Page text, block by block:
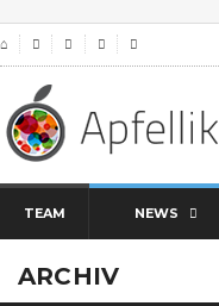
⌂    
TEAM NEWS
ARCHIV